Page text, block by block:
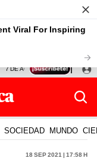
7 DE AGOSTO OLLANTA
SOCIEDAD MUNDO
18 Sep 2021 | 17:58 h